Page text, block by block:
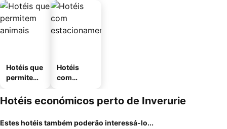
Hotéis que
permitem
Hotéis
com
mento
Hotéis económicos perto de Inverurie
Estes hotéis também poderão interessá-lo...